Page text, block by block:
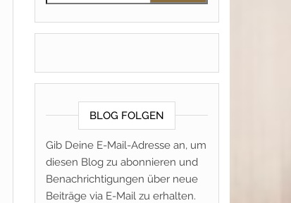
BLOG FOLGEN
Gib Deine E-Mail-Adresse an, um
diesen Blog zu abonnieren und
Benachrichtigungen über neue
Beiträge via E-Mail zu erhalten.